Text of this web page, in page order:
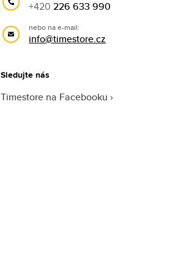
+420226 633 990
nebo na e-mail:
info@timestore.cz
Sledujte nás
Timestore na Facebooku